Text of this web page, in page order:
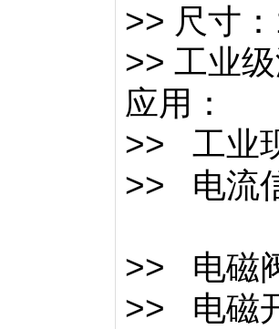
>> 尺寸
>> 工业
应
>>
>> 电
>> 电磁
>> 电磁